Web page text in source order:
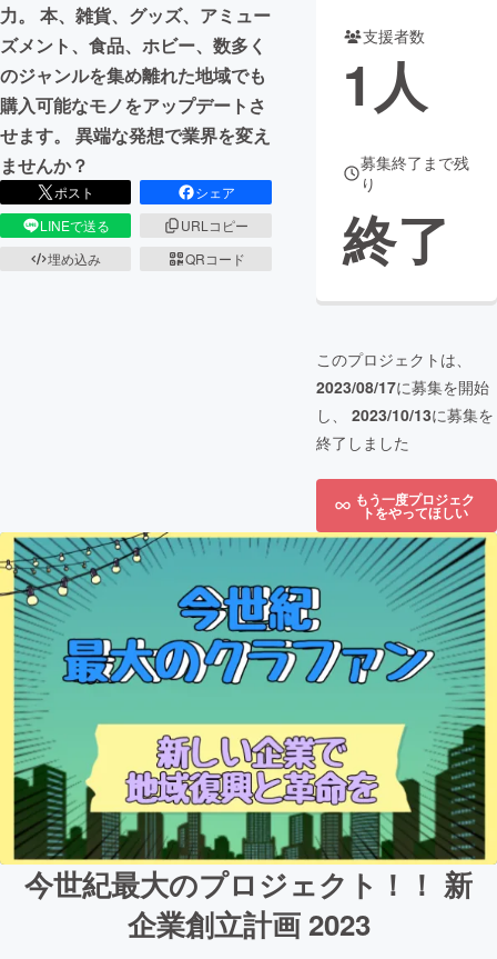
CAMPFIRE for Social Good
CAMPFIRE Creation
CAMPFIREふるさと納税machi-ya コミュニティ
力。 本、雑貨、グッズ、アミュー
ズメント、食品、ホビー、数多く
のジャンルを集め離れた地域でも
購入可能なモノをアップデートさ
せます。 異端な発想で業界を変え
ませんか？
ポスト
シェア
LINEで送る
URLコピー
埋め込み
QRコード
支援者数
1人
募集終了まで残
り
終了
このプロジェクトは、
2023/08/17に募集を開始
し、 2023/10/13に募集を
終了しました
もう一度プロジェク
トをやってほしい
今世紀最大のプロジェクト！！ 新
企業創立計画 2023